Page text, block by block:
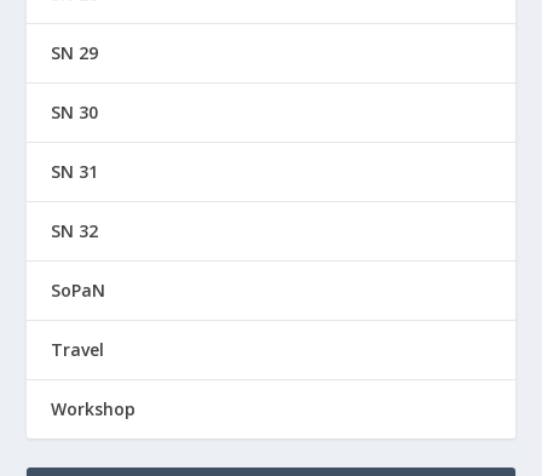
SN 29
SN 30
SN 31
SN 32
SoPaN
Travel
Workshop